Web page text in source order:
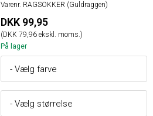
Varenr. RAGSOKKER (Guldraggen)
DKK 99,95
(DKK 79,96 ekskl. moms.)
På lager